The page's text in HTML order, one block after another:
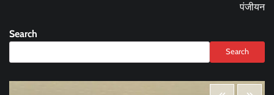
पंजीयन
Search
Search